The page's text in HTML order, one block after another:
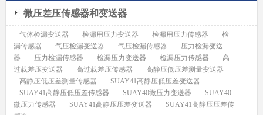
微压差压传感器和变送器
气体检漏变送器 检漏用压力变送器 检漏用压力传感器
检
漏传感器
气压检漏变送器 气压检漏传感器
压力检漏变送
器
压力检漏传感器 检漏压力变送器 检漏压力传感器
高
过载差压变送器
高过载差压传感器
高静压低压差测量变送器
高静压低压差测量传感器
SUAY41高静压低压差变送器
SUAY41高静压低压差传感器
SUAY40微压力变送器
SUAY40
微压力传感器
SUAY41高静压压差变送器
SUAY41高静压压差传